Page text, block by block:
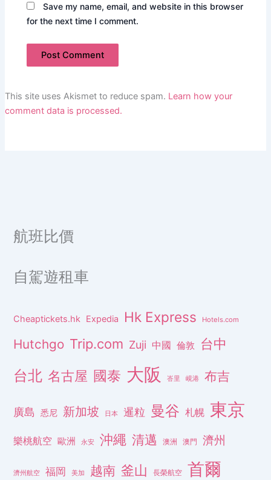
Save my name, email, and website in this browser
for the next time I comment.
This site uses Akismet to reduce spam. Learn how your
comment data is processed.
航班比價
自駕遊租車
Cheaptickets.hk Expedia Hk Express Hotels.com
Hutchgo Trip.com Zuji 中國 倫敦 台中
台北 名古屋 國泰 大阪 峇里 峴港 布吉
廣島 悉尼 新加坡 日本 暹粒 曼谷 札幌 東京
樂桃航空 歐洲 永安 沖繩 清邁 澳洲 澳門 濟州
濟州航空 福岡 美加 越南 釜山 長榮航空 首爾